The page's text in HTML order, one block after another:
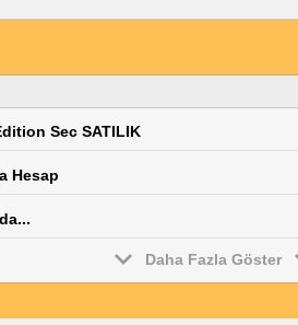
Sec SATILIK
Hesap
Daha Fazla Göster